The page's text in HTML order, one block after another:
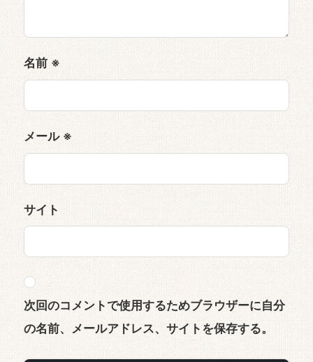
名前 ※
メール ※
サイト
次回のコメントで使用するためブラウザーに自分
の名前、メールアドレス、サイトを保存する。